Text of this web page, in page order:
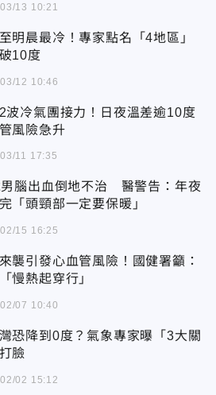
13 10:21
明晨最冷！專家點名「4地區」
10度
12 10:46
波冷氣團接力！日夜溫差逾10度
風險急升
11 17:35
腦出血倒地不治 醫警告：年夜
「頭頸部一定要保暖」
15 16:25
襲引發心血管風險！國健署籲：
慢熱起穿行」
07 10:40
恐降到0度？氣象專家曝「3大關
臉
02 15:12